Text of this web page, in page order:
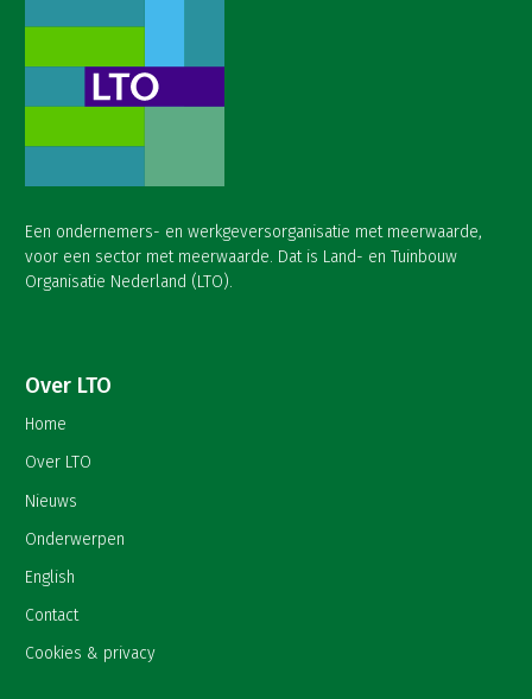
Een ondernemers- en werkgeversorganisatie met meerwaarde,
voor een sector met meerwaarde. Dat is Land- en Tuinbouw
Organisatie Nederland (LTO).
Over LTO
Home
Over LTO
Nieuws
Onderwerpen
English
Contact
Cookies & privacy